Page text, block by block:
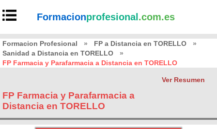
Formacionprofesional .com.es
Formacion Profesional » FP a Distancia en TORELLO
»
Sanidad a Distancia en TORELLO
»
FP Farmacia y Parafarmacia a Distancia en TORELLO
Ver Resumen
FP Farmacia y Parafarmacia a
Distancia en TORELLO